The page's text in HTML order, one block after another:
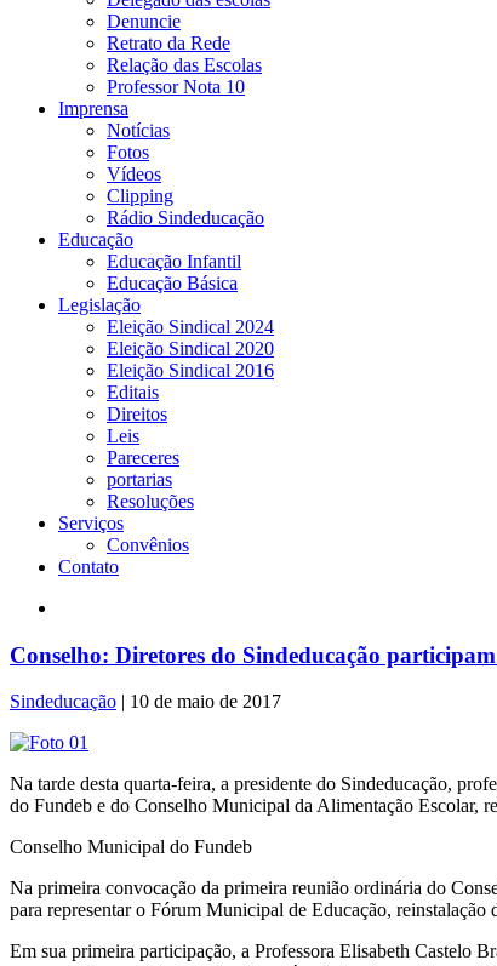
Denuncie
Retrato da Rede
Relação das Escolas
Professor Nota 10
Imprensa
Notícias
Fotos
Vídeos
Clipping
Rádio Sindeducação
Educação
Educação Infantil
Educação Básica
Legislação
Eleição Sindical 2024
Eleição Sindical 2020
Eleição Sindical 2016
Editais
Direitos
Leis
Pareceres
portarias
Resoluções
Serviços
Convênios
Contato
Conselho: Diretores do Sindeducação
Sindeducação | 10 de maio de 2017
Na tarde desta quarta-feira, a presidente do Sindeducação,
do Fundeb e do Conselho Municipal da Alimentação Escolar,
Conselho Municipal do Fundeb
Na primeira convocação da primeira reunião ordinária do
para representar o Fórum Municipal de Educação,
Em sua primeira participação, a Professora Elisabeth Castelo